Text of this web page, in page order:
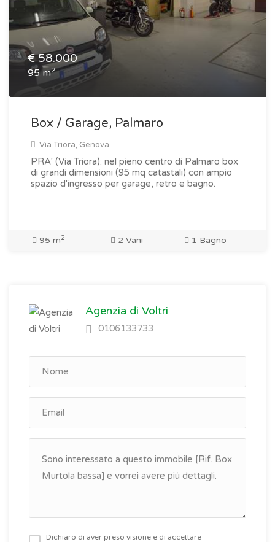
€58.000
95 m2
Box / Garage, Palmaro
Via Triora, Genova
PRA' (Via Triora): nel pieno centro di Palmaro box
di grandi dimensioni (95 mq catastali) con ampio
spazio d'ingresso per garage, retro e bagno.
95 m2 2 Vani 1 Bagno
Agenzia di Voltri
0106133733
Dichiaro di aver preso visione e di accettare